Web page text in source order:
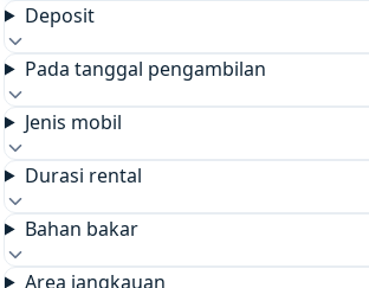
Deposit
Pada tanggal pengambilan
Jenis mobil
Durasi rental
Bahan bakar
Area jangkauan